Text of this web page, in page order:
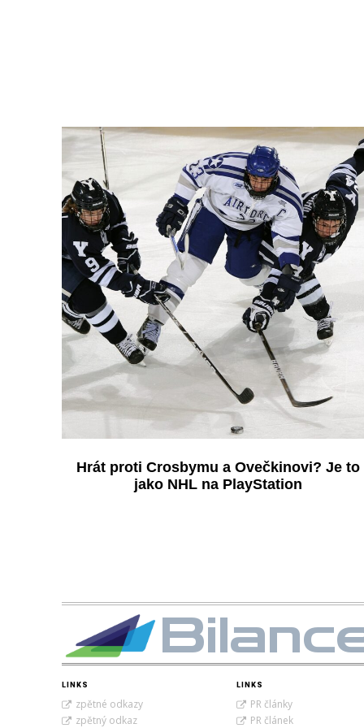
Hrát proti Crosbymu a Ovečkinovi? Je to
jako NHL na PlayStation
LINKS
zpětné odkazy
zpětný odkaz
LINKS
PR články
PR článek